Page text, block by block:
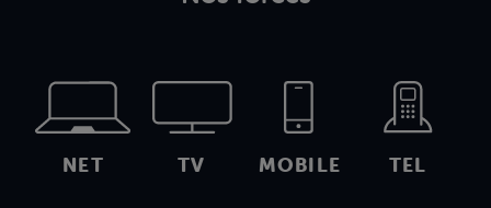
NET TV MOBILE TEL